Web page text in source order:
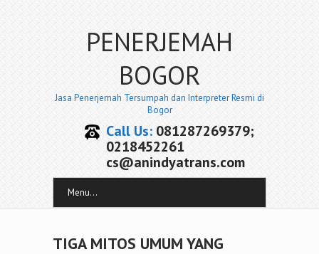
PENERJEMAH
BOGOR
Jasa Penerjemah Tersumpah dan Interpreter Resmi di
Bogor
Call Us:081287269379;
0218452261
cs@anindyatrans.com
Menu...
TIGA MITOS UMUM YANG